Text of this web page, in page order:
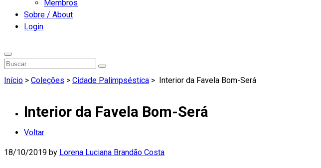
Membros
Sobre / About
Login
Início > Coleções > Cidade Palimpséstica > Interior da Favela Bom-Será
Interior da Favela Bom-Será
Voltar
18/10/2019 by Lorena Luciana Brandão Costa